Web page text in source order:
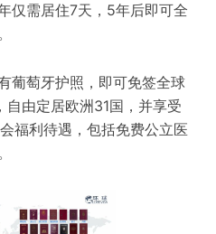
仅需居住7天，5年后即可全
葡萄牙护照，即可免签全球
自由定居欧洲31国，并享受
福利待遇，包括免费公立医